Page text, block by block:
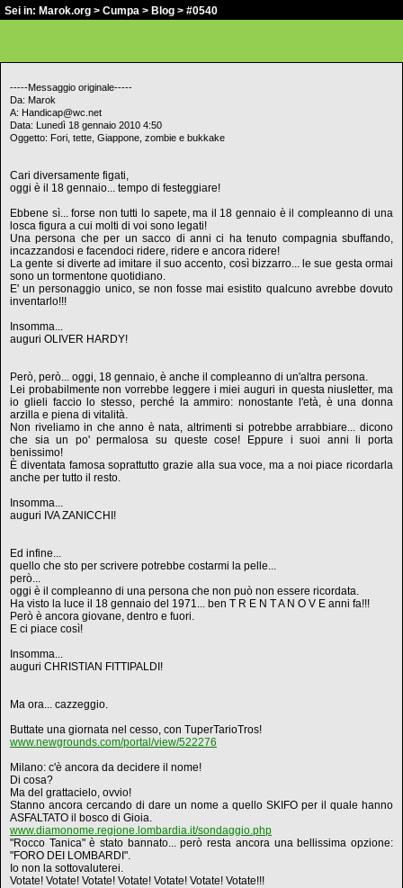
Sei in: Marok.org > Cumpa > Blog > #0540
-----Messaggio originale-----
Da: Marok
A: Handicap@wc.net
Data: Lunedì 18 gennaio 2010 4:50
Oggetto: Fori, tette, Giappone, zombie e bukkake
Cari diversamente figati,
oggi è il 18 gennaio... tempo di festeggiare!
Ebbene sì... forse non tutti lo sapete, ma il 18 gennaio è il compleanno di una
losca figura a cui molti di voi sono legati!
Una persona che per un sacco di anni ci ha tenuto compagnia sbuffando,
incazzandosi e facendoci ridere, ridere e ancora ridere!
La gente si diverte ad imitare il suo accento, così bizzarro... le sue gesta ormai
sono un tormentone quotidiano.
E' un personaggio unico, se non fosse mai esistito qualcuno avrebbe dovuto
inventarlo!!!
Insomma...
auguri OLIVER HARDY!
Però, però... oggi, 18 gennaio, è anche il compleanno di un'altra persona.
Lei probabilmente non vorrebbe leggere i miei auguri in questa niusletter, ma
io glieli faccio lo stesso, perché la ammiro: nonostante l'età, è una donna
arzilla e piena di vitalità.
Non riveliamo in che anno è nata, altrimenti si potrebbe arrabbiare... dicono
che sia un po' permalosa su queste cose! Eppure i suoi anni li porta
benissimo!
È diventata famosa soprattutto grazie alla sua voce, ma a noi piace ricordarla
anche per tutto il resto.
Insomma...
auguri IVA ZANICCHI!
Ed infine...
quello che sto per scrivere potrebbe costarmi la pelle...
però...
oggi è il compleanno di una persona che non può non essere ricordata.
Ha visto la luce il 18 gennaio del 1971... ben T R E N T A N O V E anni fa!!!
Però è ancora giovane, dentro e fuori.
E ci piace così!
Insomma...
auguri CHRISTIAN FITTIPALDI!
Ma ora... cazzeggio.
Buttate una giornata nel cesso, con TuperTarioTros!
www.newgrounds.com/portal/view/522276
Milano: c'è ancora da decidere il nome!
Di cosa?
Ma del grattacielo, ovvio!
Stanno ancora cercando di dare un nome a quello SKIFO per il quale hanno
ASFALTATO il bosco di Gioia.
www.diamonome.regione.lombardia.it/sondaggio.php
"Rocco Tanica" è stato bannato... però resta ancora una bellissima opzione:
"FORO DEI LOMBARDI".
Io non la sottovaluterei.
Votate! Votate! Votate! Votate! Votate! Votate! Votate!!!